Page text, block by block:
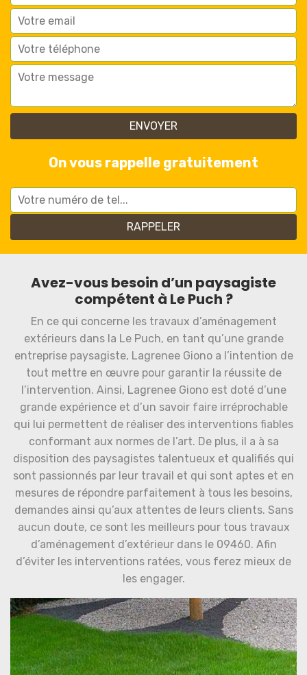
On vous rappelle gratuitement
Avez-vous besoin d’un paysagiste
compétent à Le Puch ?
En ce qui concerne les travaux d’aménagement
extérieurs dans la Le Puch, en tant qu’une grande
entreprise paysagiste, Lagrenee Giono a l’intention de
tout mettre en œuvre pour garantir la réussite de
l’intervention. Ainsi, Lagrenee Giono est doté d’une
grande expérience et d’un savoir faire irréprochable
qui lui permettent de réaliser des interventions fiables
conformant aux normes de l’art. De plus, il a à sa
disposition des paysagistes talentueux et qualifiés qui
sont passionnés par leur travail et qui sont aptes et en
mesures de répondre parfaitement à tous les besoins,
demandes ainsi qu’aux attentes de leurs clients. Sans
aucun doute, ce sont les meilleurs pour tous travaux
d’aménagement d’extérieur dans le 09460. Afin
d’éviter les interventions ratées, vous ferez mieux de
les engager.